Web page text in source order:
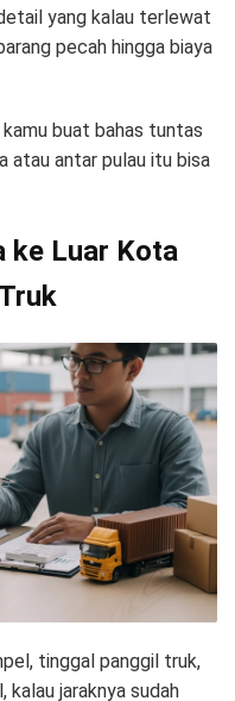
yang kalau terlewat
pecah hingga biaya
buat bahas tuntas
atau antar pulau itu bisa
ke Luar Kota
tinggal panggil truk,
kalau jaraknya sudah